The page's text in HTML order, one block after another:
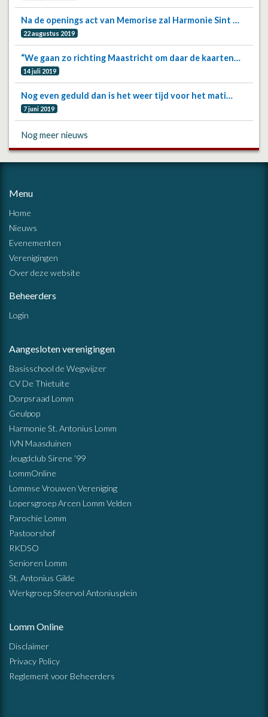
Na de openings act van Memorise zal Harmonie Sint …
22 augustus 2019
“We gaan zo richting Maastricht om daar de kaarten…
14 juli 2019
Nog even geduld dan is het weer tijd voor het mati…
7 juni 2019
Nog meer nieuws
Menu
Home
Nieuws
Evenementen
Verenigingen
Over deze website
Beheerders
Login
Aangesloten verenigingen
Basisschool de Wegwijzer
CV De Thietuite
Dorpsraad Lomm
Geulpop
Harmonie St. Antonius Lomm
IVN Maasduinen
Jeugdclub Sirene ’99
LommOnline
Lommse Vrouwen Vereniging
Lopersgroep Arcen Lomm Velden
Parochie Lomm
Pastoorshof
RKDSO
Senioren Lomm
St. Antonius Gilde
Werkgroep Sfeervol Antoniusplein
Lomm Online
Disclaimer
Privacy Policy
Reglement voor Beheerders